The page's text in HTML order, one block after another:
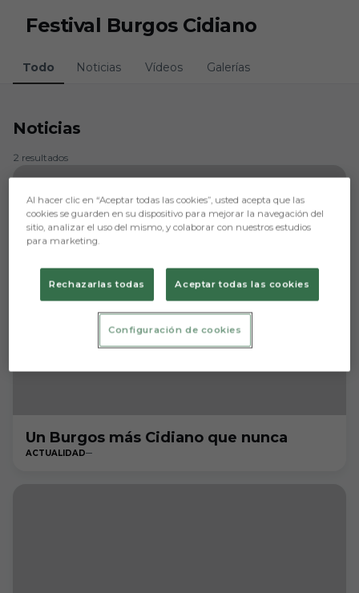
Festival Burgos Cidiano
Todo Noticias Vídeos Galerías
Noticias
2 resultados
Un Burgos más Cidiano que nunca
ACTUALIDAD
Al hacer clic en “Aceptar todas las cookies”, usted acepta que las
cookies se guarden en su dispositivo para mejorar la navegación del
sitio, analizar el uso del mismo, y colaborar con nuestros estudios
para marketing.
Rechazarlas todas Aceptar todas las cookies
Configuración de cookies